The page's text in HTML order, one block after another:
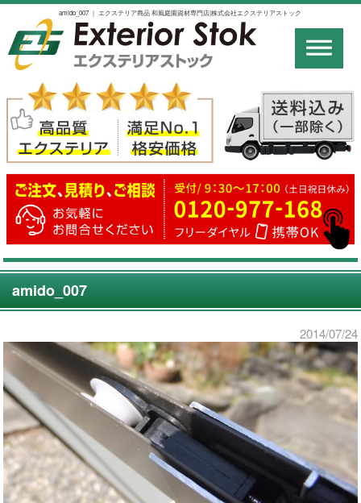
amido_007 ｜ エクステリア商品 和風庭園資材専門店|株式会社エクステリアストック
amido_007
2014/07/24